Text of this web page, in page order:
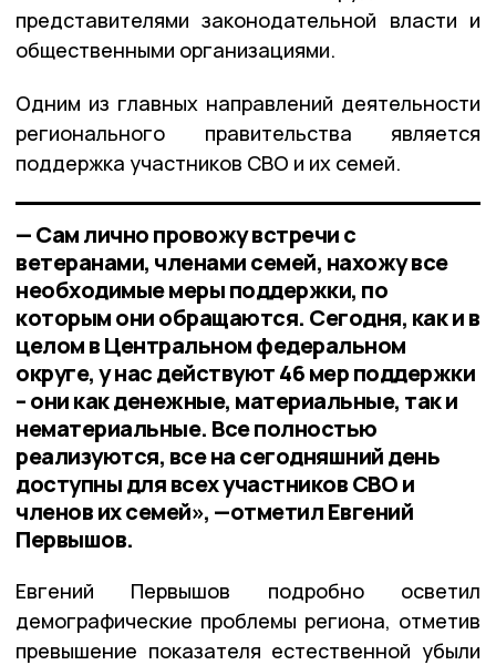
представителями законодательной власти и
общественными организациями.
Одним из главных направлений деятельности
регионального правительства является
поддержка участников СВО и их семей.
— Сам лично провожу встречи с
ветеранами, членами семей, нахожу все
необходимые меры поддержки, по
которым они обращаются. Сегодня, как и в
целом в Центральном федеральном
округе, у нас действуют 46 мер поддержки
– они как денежные, материальные, так и
нематериальные. Все полностью
реализуются, все на сегодняшний день
доступны для всех участников СВО и
членов их семей», —отметил Евгений
Первышов.
Евгений Первышов подробно осветил
демографические проблемы региона, отметив
превышение показателя естественной убыли